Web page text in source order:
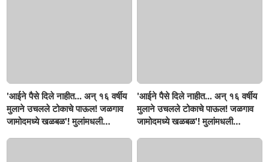
'आईने पैसे दिले नाहीत... अन् १६ वर्षीय
मुलाने उचलले टोकाचे पाऊल! जळगाव
जामोदमध्ये खळबळ'! मुलांमधली
'आईने पैसे दिले नाहीत... अन् १६ वर्षीय
मुलाने उचलले टोकाचे पाऊल! जळगाव
जामोदमध्ये खळबळ'! मुलांमधली